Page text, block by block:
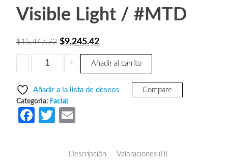
Visible Light / #MTD
$15,447.72 El
precio
original
$15,447.72.
$9,245.42El
precio
$9,245.42.
-
ZKTECO
SpeedFaceH5
Control
de
Acceso
Multibiometrico
+ Añadir al carrito
Añadir a la lista de deseos Compare
Categoría: Facial
Fa
T
itt
ail
Descripción Valoraciones (0)